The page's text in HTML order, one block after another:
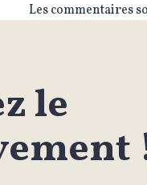
Les commentaires
le